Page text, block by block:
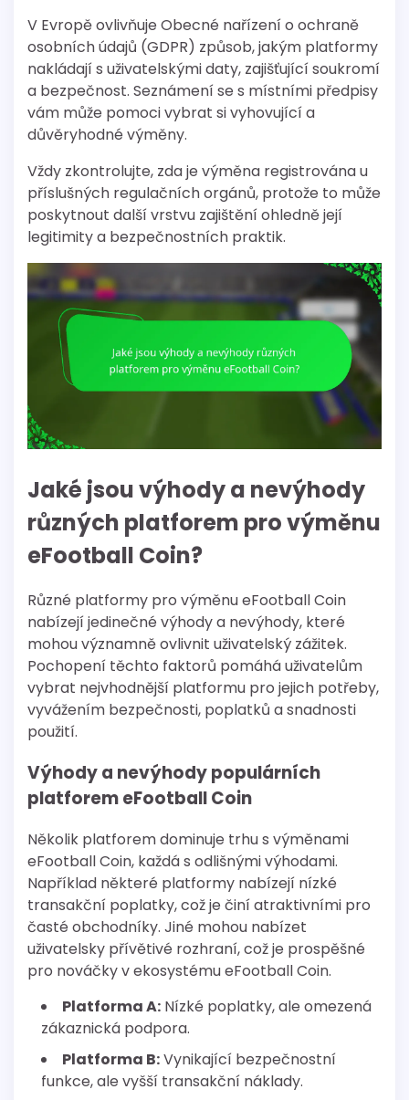
V Evropě ovlivňuje Obecné nařízení o ochraně
osobních údajů (GDPR) způsob, jakým platformy
nakládají s uživatelskými daty, zajišťující soukromí
a bezpečnost. Seznámení se s místními předpisy
vám může pomoci vybrat si vyhovující a
důvěryhodné výměny.
Vždy zkontrolujte, zda je výměna registrována u
příslušných regulačních orgánů, protože to může
poskytnout další vrstvu zajištění ohledně její
legitimity a bezpečnostních praktik.
Jaké jsou výhody a nevýhody
různých platforem pro výměnu
eFootball Coin?
Různé platformy pro výměnu eFootball Coin
nabízejí jedinečné výhody a nevýhody, které
mohou významně ovlivnit uživatelský zážitek.
Pochopení těchto faktorů pomáhá uživatelům
vybrat nejvhodnější platformu pro jejich potřeby,
vyvážením bezpečnosti, poplatků a snadnosti
použití.
Výhody a nevýhody populárních
platforem eFootball Coin
Několik platforem dominuje trhu s výměnami
eFootball Coin, každá s odlišnými výhodami.
Například některé platformy nabízejí nízké
transakční poplatky, což je činí atraktivními pro
časté obchodníky. Jiné mohou nabízet
uživatelsky přívětivé rozhraní, což je prospěšné
pro nováčky v ekosystému eFootball Coin.
Platforma A: Nízké poplatky, ale omezená
zákaznická podpora.
Platforma B:Vynikající bezpečnostní
funkce, ale vyšší transakční náklady.